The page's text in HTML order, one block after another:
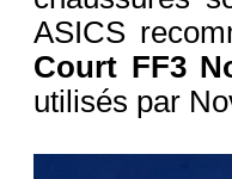
ASICS
Court FF3
utilisés par